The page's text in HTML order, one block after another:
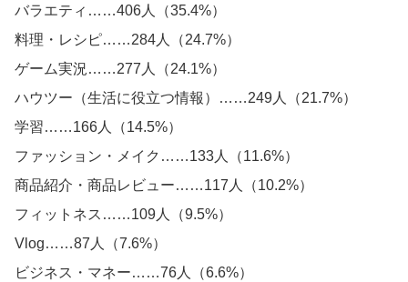
バラエティ……406人（35.4%）
料理・レシピ……284人（24.7%）
ゲーム実況……277人（24.1%）
ハウツー（生活に役立つ情報）……249人（21.7%）
学習……166人（14.5%）
ファッション・メイク……133人（11.6%）
商品紹介・商品レビュー……117人（10.2%）
フィットネス……109人（9.5%）
Vlog……87人（7.6%）
ビジネス・マネー……76人（6.6%）